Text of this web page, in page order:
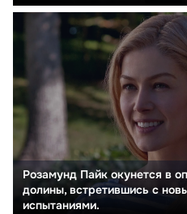
Розамунд Пайк окунется в
долины, встретившись с
испытаниями.